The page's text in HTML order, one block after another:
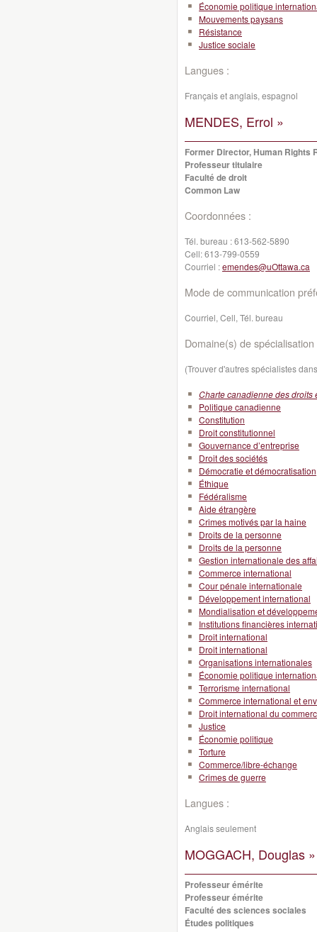
Économie politique
Mouvements paysans
Résistance
Justice sociale
Langues :
Français et anglais, espagnol
MENDES, Errol »
Former Director, Human Rights
Professeur titulaire
Faculté de droit
Common Law
Coordonnées :
Tél. bureau :613-562-5890
Cell:613-799-0559
Courriel :emendes@uOttawa.ca
Mode de communication
Courriel, Cell, Tél. bureau
Domaine(s) de spécialisation
(Trouver d'autres spécialistes
Charte canadienne des droits
Politique canadienne
Constitution
Droit constitutionnel
Gouvernance d’entreprise
Droit des sociétés
Démocratie et démocratisation
Éthique
Fédéralisme
Aide étrangère
Crimes motivés par la haine
Droits de la personne
Droits de la personne
Gestion internationale des
Commerce international
Cour pénale internationale
Développement international
Mondialisation et
Institutions financières
Droit international
Droit international
Organisations internationales
Économie politique
Terrorisme international
Commerce international et
Droit international du
Justice
Économie politique
Torture
Commerce/libre-échange
Crimes de guerre
Langues :
Anglais seulement
MOGGACH, Douglas »
Professeur émérite
Professeur émérite
Faculté des sciences sociales
Études politiques